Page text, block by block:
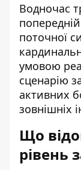
Водночас
поточної
умовою
сценарію
активних
зовнішніх
Що
рівень